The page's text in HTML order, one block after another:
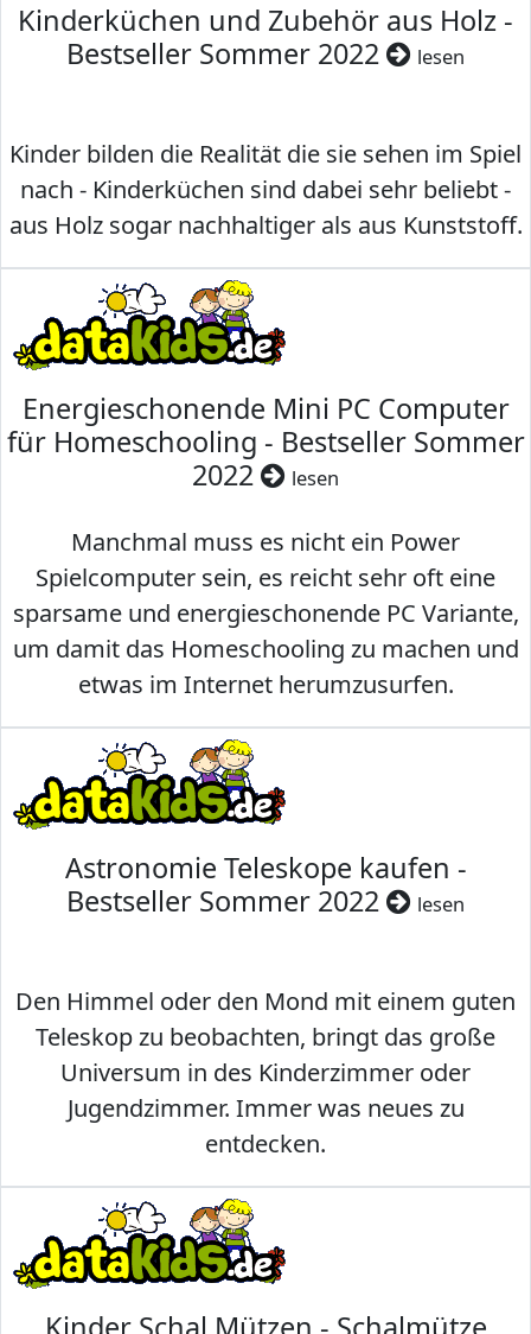
Kinderküchen und Zubehör aus Holz -
Bestseller Sommer 2022
lesen
Kinder bilden die Realität die sie sehen im Spiel
nach - Kinderküchen sind dabei sehr beliebt -
aus Holz sogar nachhaltiger als aus Kunststoff.
Energieschonende Mini PC Computer
für Homeschooling - Bestseller Sommer
2022
lesen
Manchmal muss es nicht ein Power
Spielcomputer sein, es reicht sehr oft eine
sparsame und energieschonende PC Variante,
um damit das Homeschooling zu machen und
etwas im Internet herumzusurfen.
Astronomie Teleskope kaufen -
Bestseller Sommer 2022
lesen
Den Himmel oder den Mond mit einem guten
Teleskop zu beobachten, bringt das große
Universum in des Kinderzimmer oder
Jugendzimmer. Immer was neues zu
entdecken.